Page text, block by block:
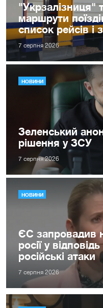
"Укрзалізниця"
маршрути
список рейсів і
7 серпня 2026
НОВИНИ
Зеленський
рішення у ЗСУ
7 серпня 2026
НОВИНИ
ЄС запровадив
росії у
російські атаки
7 серпня 2026